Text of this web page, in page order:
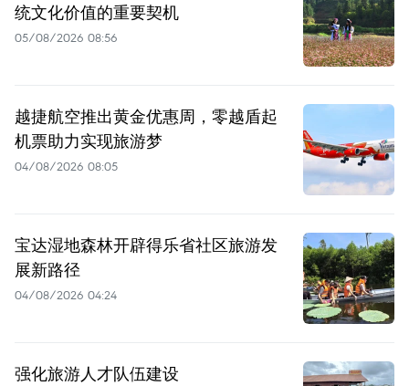
统文化价值的重要契机
05/08/2026 08:56
越捷航空推出黄金优惠周，零越盾起
机票助力实现旅游梦
04/08/2026 08:05
宝达湿地森林开辟得乐省社区旅游发
展新路径
04/08/2026 04:24
强化旅游人才队伍建设